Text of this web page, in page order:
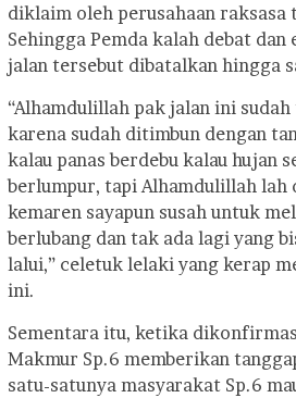
diklaim oleh perusahaan
Sehingga Pemda kalah debat dan
jalan tersebut dibatalkan hingga
“Alhamdulillah pak jalan ini
karena sudah ditimbun dengan
kalau panas berdebu kalau hujan
berlumpur, tapi Alhamdulillah lah
kemaren sayapun susah untuk
berlubang dan tak ada lagi yang
lalui,” celetuk lelaki yang kerap
ini.
Sementara itu, ketika
Makmur Sp.6 memberikan
satu-satunya masyarakat Sp.6